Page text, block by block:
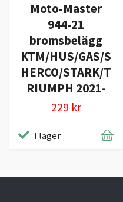
Moto-Master
944-21
bromsbelägg
KTM/HUS/GAS/S
HERCO/STARK/T
RIUMPH 2021-
229 kr
I lager